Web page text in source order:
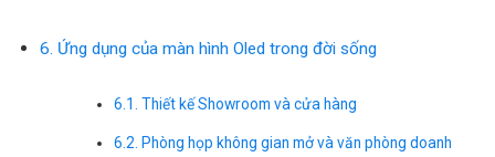
6. Ứng dụng của màn hình Oled trong đời sống
6.1. Thiết kế Showroom và cửa hàng
6.2. Phòng họp không gian mở và văn phòng doanh